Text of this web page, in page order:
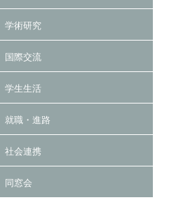
学術研究
国際交流
学生生活
就職・進路
社会連携
同窓会